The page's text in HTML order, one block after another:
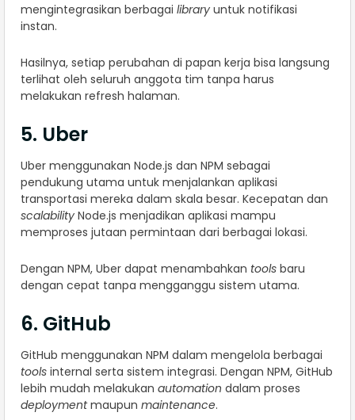
mengintegrasikan berbagai library untuk notifikasi
instan.
Hasilnya, setiap perubahan di papan kerja bisa langsung
terlihat oleh seluruh anggota tim tanpa harus
melakukan refresh halaman.
5. Uber
Uber menggunakan Node.js dan NPM sebagai
pendukung utama untuk menjalankan aplikasi
transportasi mereka dalam skala besar. Kecepatan dan
scalability Node.js menjadikan aplikasi mampu
memproses jutaan permintaan dari berbagai lokasi.
Dengan NPM, Uber dapat menambahkan tools baru
dengan cepat tanpa mengganggu sistem utama.
6. GitHub
GitHub menggunakan NPM dalam mengelola berbagai
tools internal serta sistem integrasi. Dengan NPM, GitHub
lebih mudah melakukan automation dalam proses
deploymentmaupun maintenance.